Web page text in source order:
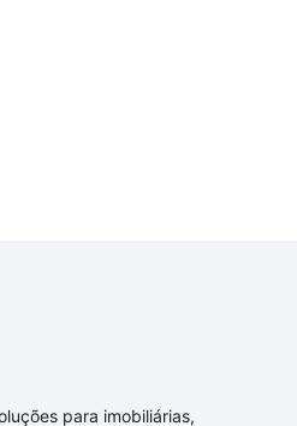
para imobiliárias,